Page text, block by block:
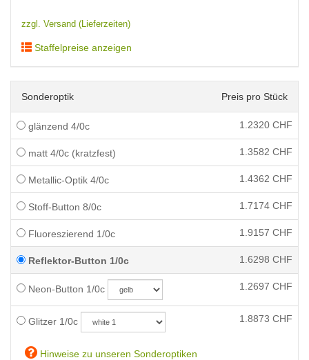
zzgl. Versand (Lieferzeiten)
Staffelpreise anzeigen
Sonderoptik Preis pro Stück
glänzend 4/0c 1.2320 CHF
matt 4/0c (kratzfest) 1.3582 CHF
Metallic-Optik 4/0c 1.4362 CHF
Stoff-Button 8/0c 1.7174 CHF
Fluoreszierend 1/0c 1.9157 CHF
Reflektor-Button 1/0c 1.6298 CHF
Neon-Button 1/0c 1.2697 CHF
Glitzer 1/0c 1.8873 CHF
Hinweise zu unseren Sonderoptiken